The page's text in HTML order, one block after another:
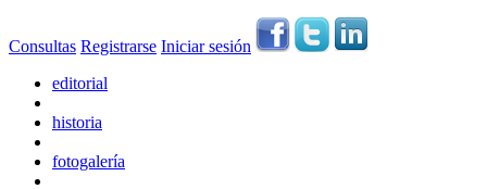
Consultas Registrarse Iniciar sesión
editorial
historia
fotogalería